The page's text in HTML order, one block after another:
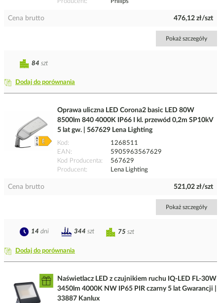
Producent
Philips
Cena brutto 476,12 zł/szt
Pokaż szczegóły
Dodaj do porównania
84 szt
Oprawa uliczna LED Corona2 basic LED 80W
8500lm 840 4000K IP66 I kl. przewód 0,2m SP10kV
5 lat gw. | 567629 Lena Lighting
Kod
1268511
EAN
5905963567629
Kod Producenta
567629
Producent
Lena Lighting
Cena brutto 521,02 zł/szt
Pokaż szczegóły
Dodaj do porównania
75 szt
14 dni 344 szt
Naświetlacz LED z czujnikiem ruchu IQ-LED FL-30W
3450lm 4000K NW IP65 PIR czarny 5 lat Gwarancji |
33887 Kanlux